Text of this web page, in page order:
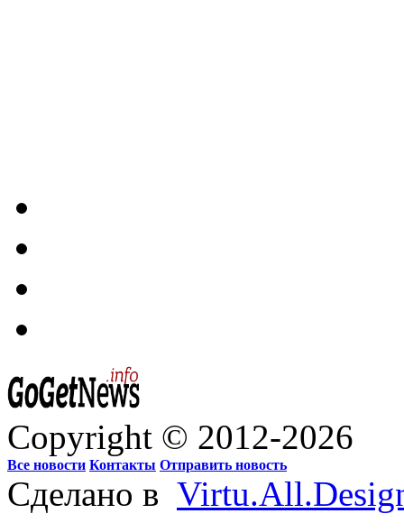
Copyright © 2012-2026
Все новости Контакты Отправить новость
Сделано в